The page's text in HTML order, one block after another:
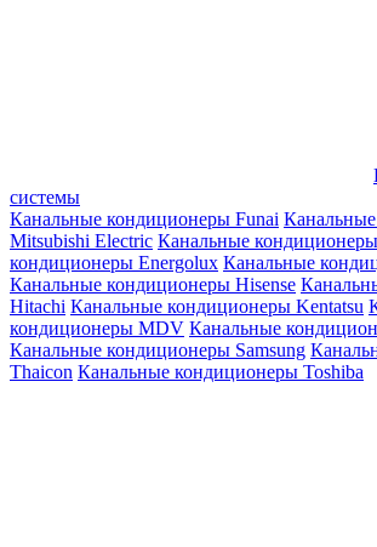
системы
Канальные кондиционеры Funai
Mitsubishi Electric Канальные
кондиционеры Energolux Канальные
Канальные кондиционеры Hisense
Hitachi Канальные кондиционеры Kentatsu
кондиционеры MDV Канальные
Канальные кондиционеры Samsung
Thaicon Канальные кондиционеры Toshiba